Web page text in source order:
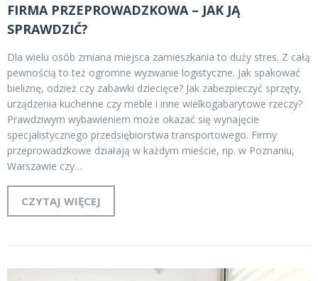
FIRMA PRZEPROWADZKOWA – JAK JĄ
SPRAWDZIĆ?
Dla wielu osób zmiana miejsca zamieszkania to duży stres. Z całą
pewnością to też ogromne wyzwanie logistyczne. Jak spakować
bieliznę, odzież czy zabawki dziecięce? Jak zabezpieczyć sprzęty,
urządzenia kuchenne czy meble i inne wielkogabarytowe rzeczy?
Prawdziwym wybawieniem może okazać się wynajęcie
specjalistycznego przedsiębiorstwa transportowego. Firmy
przeprowadzkowe działają w każdym mieście, np. w Poznaniu,
Warszawie czy…
CZYTAJ WIĘCEJ